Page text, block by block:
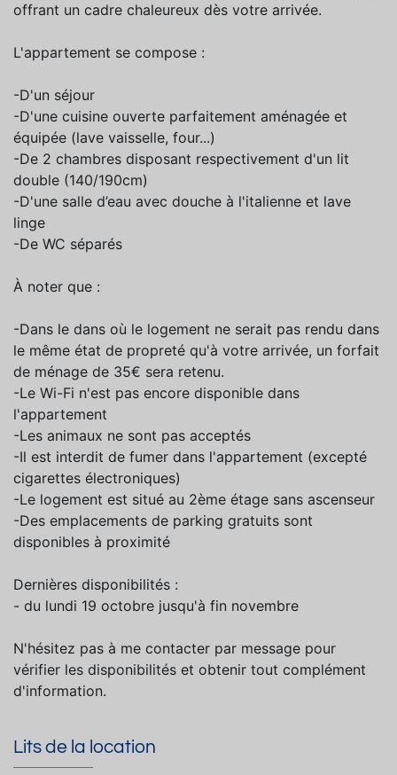
offrant un cadre chaleureux dès votre arrivée.
L'appartement se compose :
-D'un séjour
-D'une cuisine ouverte parfaitement aménagée et
équipée (lave vaisselle, four...)
-De 2 chambres disposant respectivement d'un lit
double (140/190cm)
-D'une salle d’eau avec douche à l'italienne et lave
linge
-De WC séparés
À noter que :
-Dans le dans où le logement ne serait pas rendu dans
le même état de propreté qu'à votre arrivée, un forfait
de ménage de 35€ sera retenu.
-Le Wi-Fi n'est pas encore disponible dans
l'appartement
-Les animaux ne sont pas acceptés
-Il est interdit de fumer dans l'appartement (excepté
cigarettes électroniques)
-Le logement est situé au 2ème étage sans ascenseur
-Des emplacements de parking gratuits sont
disponibles à proximité
Dernières disponibilités :
- du lundi 19 octobre jusqu'à fin novembre
N'hésitez pas à me contacter par message pour
vérifier les disponibilités et obtenir tout complément
d'information.
Lits de la location